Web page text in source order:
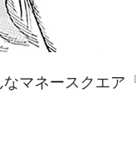
マネースクエア